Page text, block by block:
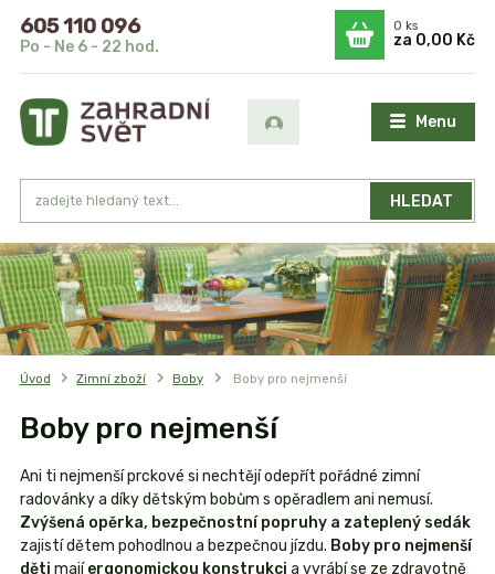
Menu
HLEDAT
605 110 096
Po - Ne 6 - 22 hod.
0ks
za 0,00 Kč
Úvod Zimní zboží Boby Boby pro nejmenší
Boby pro nejmenší
Ani ti nejmenší prckové si nechtějí odepřít pořádné zimní
radovánky a díky dětským bobům s opěradlem ani nemusí.
Zvýšená opěrka, bezpečnostní popruhy a zateplený sedák
zajistí dětem pohodlnou a bezpečnou jízdu. Boby pro nejmenší
děti majíergonomickou konstrukci a vyrábí se ze zdravotně